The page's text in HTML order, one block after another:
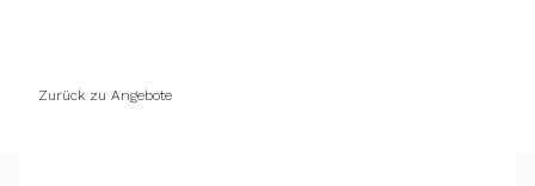
Zurück zu Angebote